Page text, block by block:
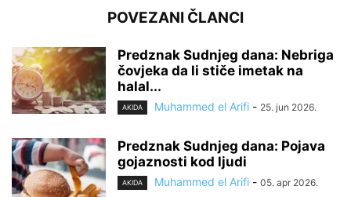
POVEZANI ČLANCI
Predznak Sudnjeg dana: Nebriga
čovjeka da li stiče imetak na
halal...
AKIDA Muhammed el Arifi - 25. jun 2026.
Predznak Sudnjeg dana: Pojava
gojaznosti kod ljudi
AKIDA Muhammed el Arifi - 05. apr 2026.